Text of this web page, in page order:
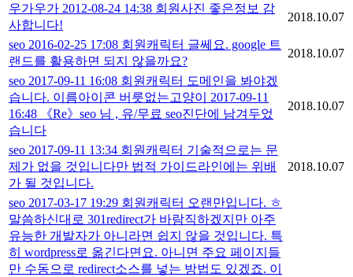
우가우가 2012-08-24 14:38 회원사진 좋은정보 감
사합니다!
2018.10.07
seo 2016-02-25 17:08 회원캐릭터 글쎄요. google 트
랜드를 활용하면 되지 않을까요?
2018.10.07
seo 2017-09-11 16:08 회원캐릭터 도메인을 봐야겠
습니다. 이름아이콘 버릇없는고양이 2017-09-11
16:48 《Re》seo 님 , 유/무료 seo진단에 남겨두었
습니다
2018.10.07
seo 2017-09-11 13:34 회원캐릭터 기술적으로는 문
제가 없을 것입니다만 법적 가이드라인에는 위배
가 될 것입니다.
2018.10.07
seo 2017-03-17 19:29 회원캐릭터 오랜만입니다. ㅎ
말씀하신대로 301redirect가 바람직하겠지만 아주
유능한 개발자가 아니라면 쉽지 않을 것입니다. 특
히 wordpress로 옮긴다면요. 아니면 주요 페이지들
만 수동으로 redirect소스를 넣는 방법도 있겠죠. 이